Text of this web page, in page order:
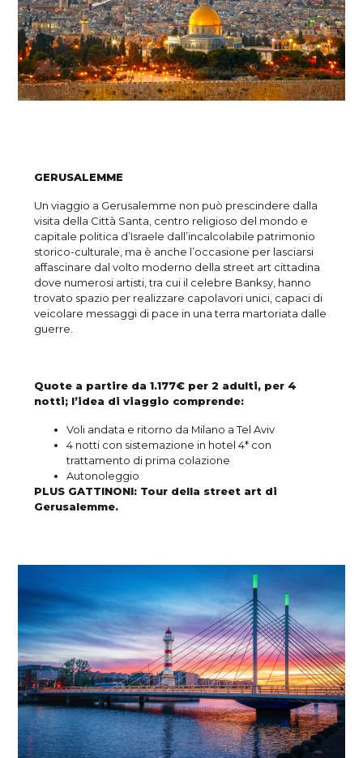
GERUSALEMME
Un viaggio a Gerusalemme non può prescindere dalla
visita della Città Santa, centro religioso del mondo e
capitale politica d’Israele dall’incalcolabile patrimonio
storico-culturale, ma è anche l’occasione per lasciarsi
affascinare dal volto moderno della street art cittadina
dove numerosi artisti, tra cui il celebre Banksy, hanno
trovato spazio per realizzare capolavori unici, capaci di
veicolare messaggi di pace in una terra martoriata dalle
guerre.
Quote a partire da 1.177€ per 2 adulti, per 4
notti; l’idea di viaggio comprende:
Voli andata e ritorno da Milano a Tel Aviv
4 notti con sistemazione in hotel 4* con
trattamento di prima colazione
Autonoleggio
PLUS GATTINONI: Tour della street art di
Gerusalemme.